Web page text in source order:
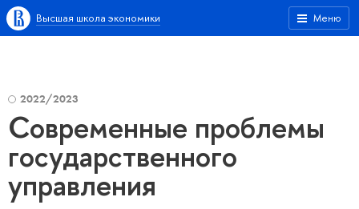
Меню
Высшая школа экономики
2022/2023
Современные проблемы
государственного
управления